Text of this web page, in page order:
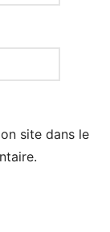
site dans le